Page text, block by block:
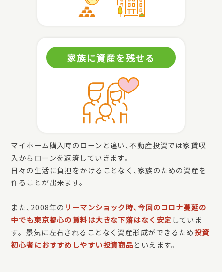
家族に資産を残せる
マイホーム購入時のローンと違い､不動産投資では家賃収
入からローンを返済していきます。
日々の生活に負担をかけることなく､家族のための資産を
作ることが出来ます。
また､2008年の リーマンショック時､今回のコロナ蔓延の
中でも東京都心の賃料は大きな下落はなく安定 していま
す。景気に左右されることなく資産形成ができるため投資
初心者におすすめしやすい投資商品といえます。